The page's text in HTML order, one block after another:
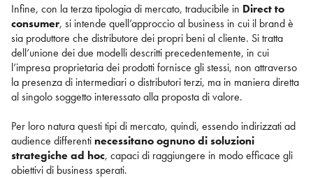
Infine, con la terza tipologia di mercato, traducibile in Direct to
consumer, si intende quell’approccio al business in cui il brand è
sia produttore che distributore dei propri beni al cliente. Si tratta
dell’unione dei due modelli descritti precedentemente, in cui
l’impresa proprietaria dei prodotti fornisce gli stessi, non attraverso
la presenza di intermediari o distributori terzi, ma in maniera diretta
al singolo soggetto interessato alla proposta di valore.
Per loro natura questi tipi di mercato, quindi, essendo indirizzati ad
audience differentinecessitano ognuno di soluzioni
strategiche ad hoc, capaci di raggiungere in modo efficace gli
obiettivi di business sperati.